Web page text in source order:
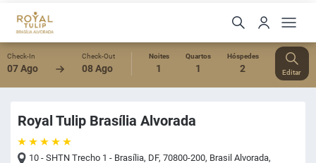
Check-In
07 Ago
Check-Out
08 Ago
Noites
1
Quartos
1
Hóspedes
2 Editar
Royal Tulip Brasília Alvorada
10 - SHTN Trecho 1 - Brasília, DF, 70800-200, Brasil Alvorada,